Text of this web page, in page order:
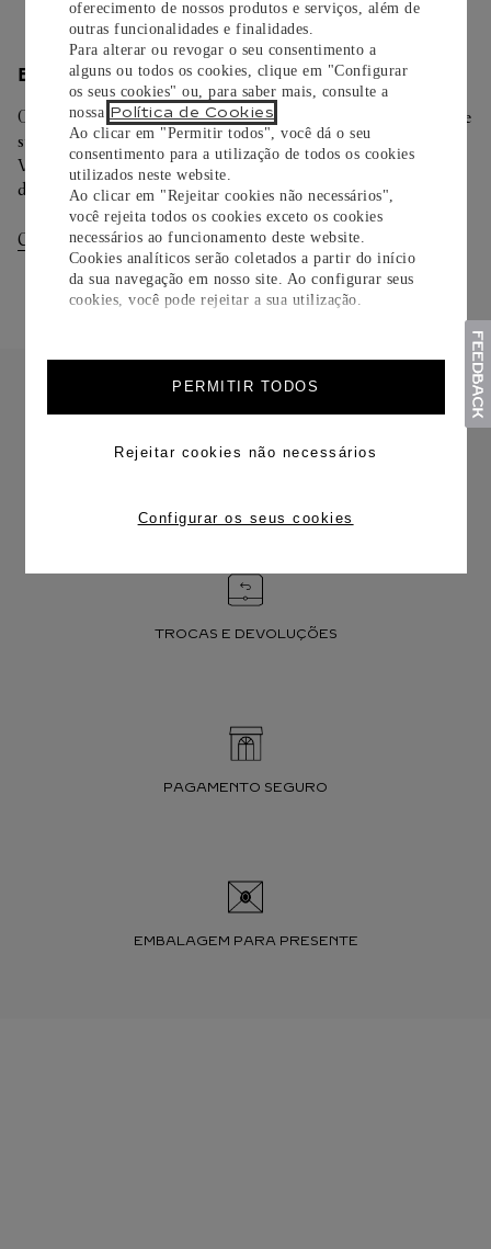
oferecimento de nossos produtos e serviços, além de
outras funcionalidades e finalidades.
Para alterar ou revogar o seu consentimento a
alguns ou todos os cookies, clique em "Configurar
os seus cookies" ou, para saber mais, consulte a
nossa Política de Cookies
Ao clicar em "Permitir todos", você dá o seu
consentimento para a utilização de todos os cookies
utilizados neste website.
Ao clicar em "Rejeitar cookies não necessários",
você rejeita todos os cookies exceto os cookies
necessários ao funcionamento deste website.
Cookies analíticos serão coletados a partir do início
da sua navegação em nosso site. Ao configurar seus
cookies, você pode rejeitar a sua utilização.
PERMITIR TODOS
Rejeitar cookies não necessários
Configurar os seus cookies
ENTREGA/DEVOLUÇÃO
Oferecemos diferentes opções de entrega. Selecione o envio de
sua preferência na finalização de seu pedido.
Você pode trocar ou devolver sua criação Cartier em até 30
dias.
Consultar Entregas Consultar Devoluções
TROCAS E DEVOLUÇÕES
PAGAMENTO SEGURO
EMBALAGEM PARA PRESENTE